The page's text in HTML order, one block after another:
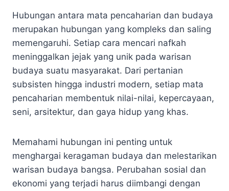
Hubungan antara mata pencaharian dan budaya
merupakan hubungan yang kompleks dan saling
memengaruhi. Setiap cara mencari nafkah
meninggalkan jejak yang unik pada warisan
budaya suatu masyarakat. Dari pertanian
subsisten hingga industri modern, setiap mata
pencaharian membentuk nilai-nilai, kepercayaan,
seni, arsitektur, dan gaya hidup yang khas.
Memahami hubungan ini penting untuk
menghargai keragaman budaya dan melestarikan
warisan budaya bangsa. Perubahan sosial dan
ekonomi yang terjadi harus diimbangi dengan